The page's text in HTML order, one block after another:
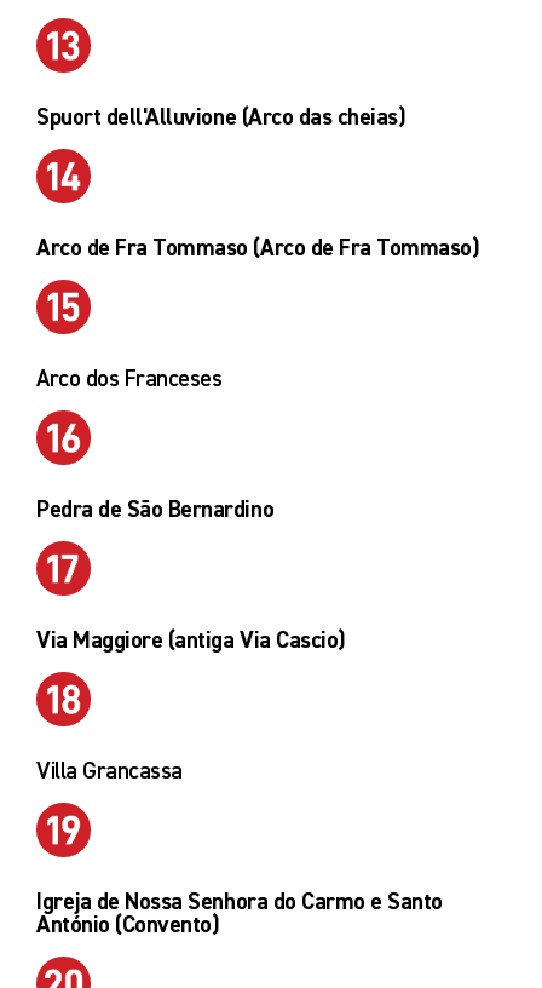
Spuort dell'Alluvione (Arco das cheias)
Arco de Fra Tommaso (Arco de Fra Tommaso)
Arco dos Franceses
Pedra de São Bernardino
Via Maggiore (antiga Via Cascio)
Villa Grancassa
Igreja de Nossa Senhora do Carmo e Santo
António (Convento)